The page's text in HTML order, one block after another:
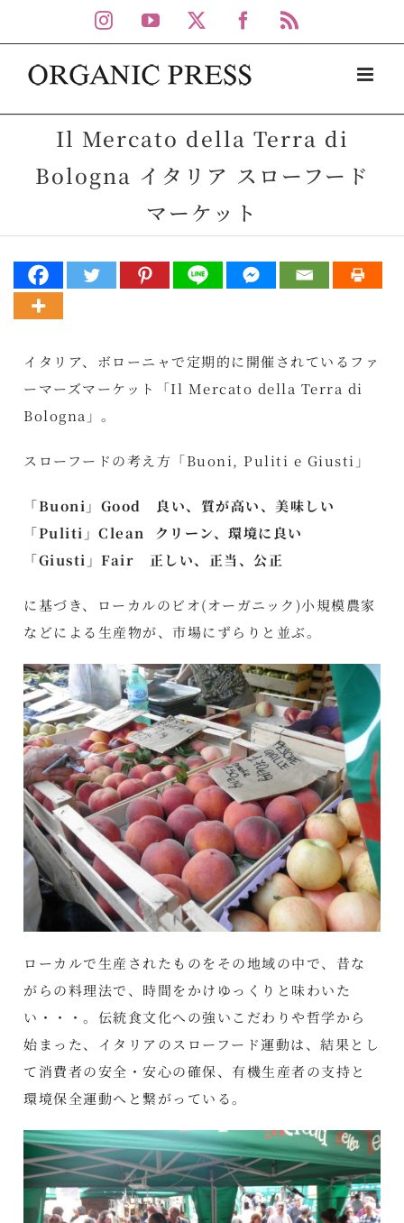
to
content
Instagram
YouTube Facebook
Il Mercato della Terra di
Bologna イタリア スローフード
マーケット
イタリア、ボローニャで定期的に開催されているファ
ーマーズマーケット「Il Mercato della Terra di
Bologna」。
スローフードの考え方「Buoni, Puliti e Giusti」
「Buoni」Good 良い、質が高い、美味しい
「Puliti」Clean クリーン、環境に良い
「Giusti」Fair 正しい、正当、公正
に基づき、ローカルのビオ(オーガニック)小規模農家
などによる生産物が、市場にずらりと並ぶ。
ローカルで生産されたものをその地域の中で、昔な
がらの料理法で、時間をかけゆっくりと味わいた
い・・・。伝統食文化への強いこだわりや哲学から
始まった、イタリアのスローフード運動は、結果とし
て消費者の安全・安心の確保、有機生産者の支持と
環境保全運動へと繋がっている。